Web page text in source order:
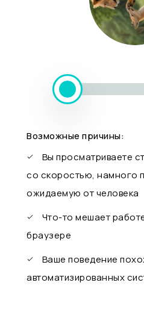
Возможные причины:
Вы просматриваете
со скоростью, намного
ожидаемую от человека
Что-то мешает
браузере
Ваше поведение
автоматизированных